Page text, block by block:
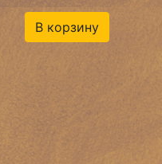
В корзину